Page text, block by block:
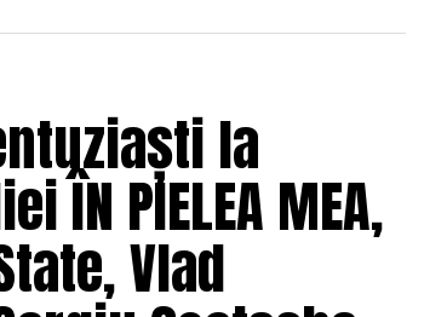
la
ÎN PIELEA MEA,
Vlad